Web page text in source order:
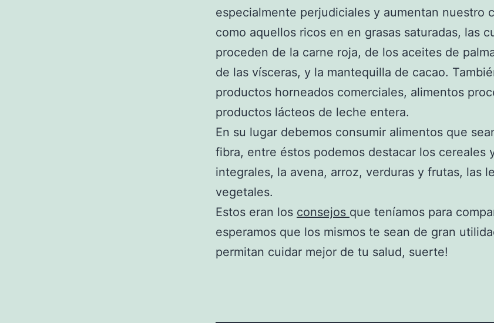
especialmente perjudiciales y aumentan nuestro
como aquellos ricos en en grasas saturadas, las
proceden de la carne roja, de los aceites de
de las vísceras, y la mantequilla de cacao.
productos horneados comerciales, alimentos
productos lácteos de leche entera.
En su lugar debemos consumir alimentos que
fibra, entre éstos podemos destacar los cereales
integrales, la avena, arroz, verduras y frutas, las
vegetales.
Estos eran los consejos que teníamos para
esperamos que los mismos te sean de gran
permitan cuidar mejor de tu salud, suerte!